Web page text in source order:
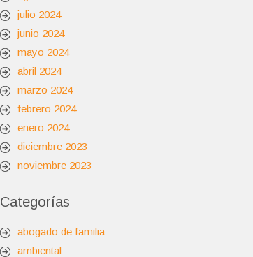
julio 2024
junio 2024
mayo 2024
abril 2024
marzo 2024
febrero 2024
enero 2024
diciembre 2023
noviembre 2023
Categorías
abogado de familia
ambiental